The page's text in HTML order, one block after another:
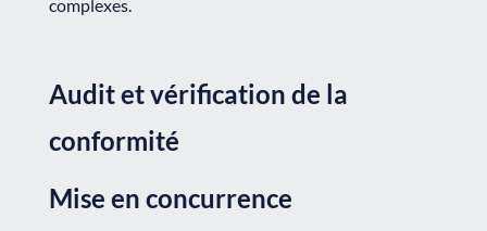
complexes.
Audit et vérification de la
conformité
Mise en concurrence